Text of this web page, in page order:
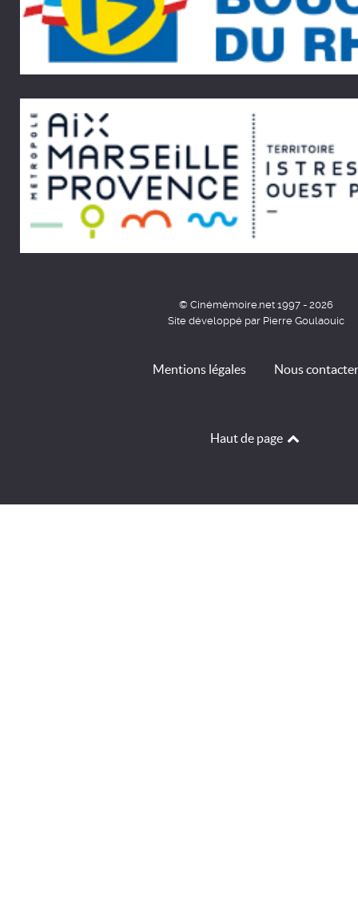
© Cinémémoire.net 1997 - 2026
Site développé par Pierre Goulaouic
Mentions légales Nous contacter
Haut de page